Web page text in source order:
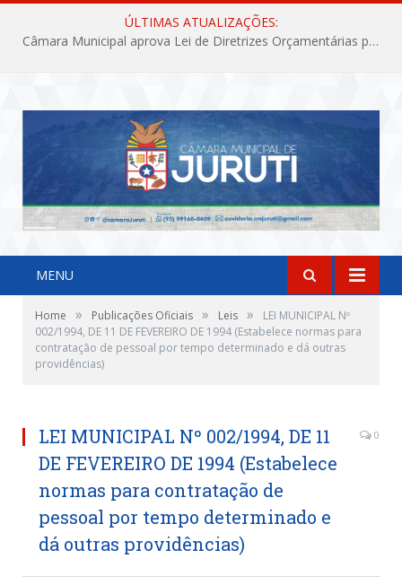
ÚLTIMAS ATUALIZAÇÕES:
Câmara Municipal aprova Lei de Diretrizes Orçamentárias para o exercício financeiro de 2027
MENU
Home » Publicações Oficiais » Leis »
LEI MUNICIPAL Nº
002/1994, DE 11 DE FEVEREIRO DE 1994 (Estabelece normas para
contratação de pessoal por tempo determinado e dá outras
providências)
LEI MUNICIPAL Nº 002/1994, DE 11
DE FEVEREIRO DE 1994 (Estabelece
normas para contratação de
pessoal por tempo determinado e
dá outras providências)
0